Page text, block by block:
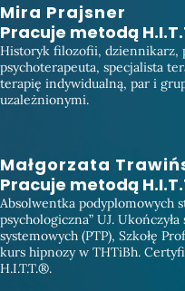
Mira Prajsner
Pracuje metodą
Historyk filozofii, dziennikarz,
psychoterapeuta, specjalista
terapię indywidualną, par i
uzależnionymi.
Małgorzata
Pracuje metodą
Absolwentka podyplomowych
psychologiczna” UJ.
systemowych (PTP), Szkołę
kurs hipnozy w THTiBh.
H.I.T.T.®.